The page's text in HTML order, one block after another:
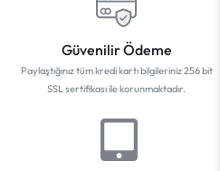
Güvenilir Ödeme
Paylaştığınız tüm kredi kartı bilgileriniz 256 bit
SSL sertifikası ile korunmaktadır.